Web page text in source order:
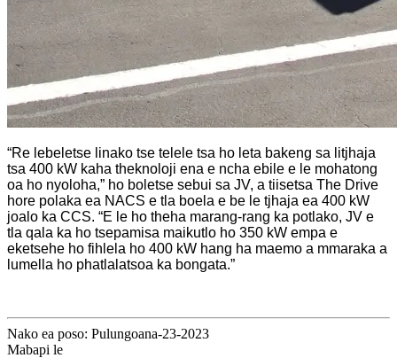
“Re lebeletse linako tse telele tsa ho leta bakeng sa litjhaja
tsa 400 kW kaha theknoloji ena e ncha ebile e le mohatong
oa ho nyoloha,” ho boletse sebui sa JV, a tiisetsa The Drive
hore polaka ea NACS e tla boela e be le tjhaja ea 400 kW
joalo ka CCS. “E le ho theha marang-rang ka potlako, JV e
tla qala ka ho tsepamisa maikutlo ho 350 kW empa e
eketsehe ho fihlela ho 400 kW hang ha maemo a mmaraka a
lumella ho phatlalatsoa ka bongata.”
Nako ea poso: Pulungoana-23-2023
Mabapi le